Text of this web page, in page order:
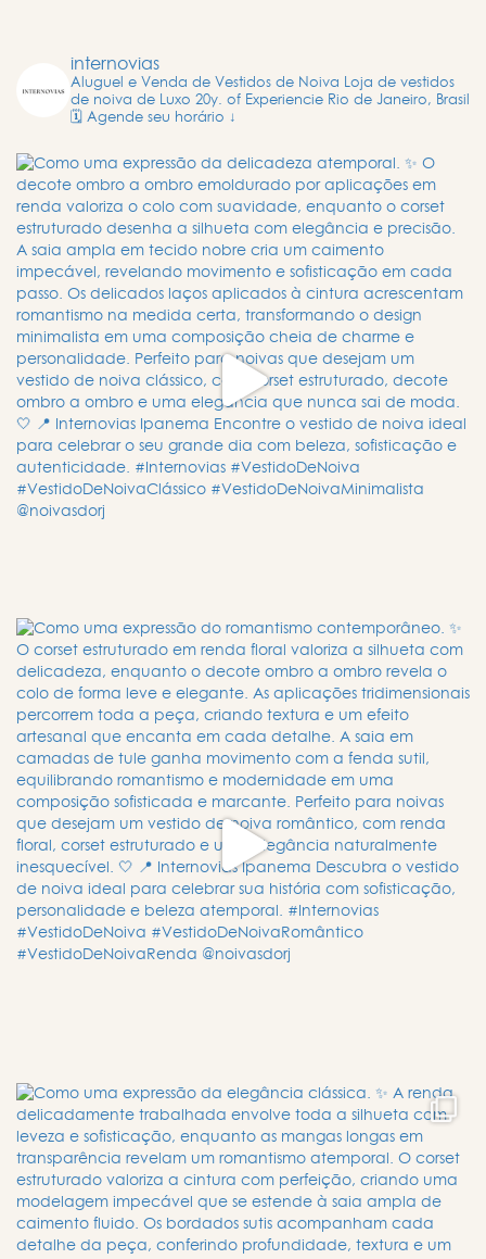
internovias
Aluguel e Venda de Vestidos de Noiva Loja de vestidos
de noiva de Luxo 20y. of Experiencie Rio de Janeiro, Brasil
🗓️ Agende seu horário ↓